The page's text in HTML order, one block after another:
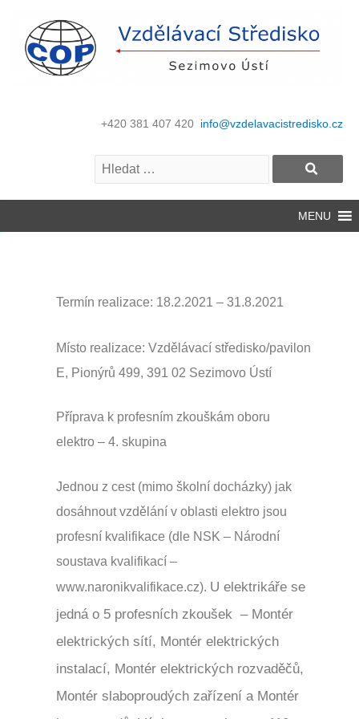
+420 381 407 420 info@vzdelavacistredisko.cz
MENU
Termín realizace: 18.2.2021 – 31.8.2021
Místo realizace: Vzdělávací středisko/pavilon
E, Pionýrů 499, 391 02 Sezimovo Ústí
Příprava k profesním zkouškám oboru
elektro – 4. skupina
Jednou z cest (mimo školní docházky) jak
dosáhnout vzdělání v oblasti elektro jsou
profesní kvalifikace (dle NSK – Národní
soustava kvalifikací –
www.naronikvalifikace.cz). U elektrikáře se
jedná o 5 profesních zkoušek – Montér
elektrických sítí, Montér elektrických
instalací, Montér elektrických rozvaděčů,
Montér slaboproudých zařízení a Montér